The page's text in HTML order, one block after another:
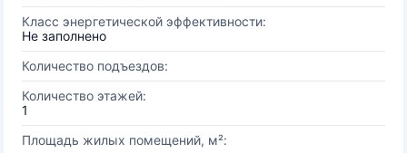
Класс энергетической эффективности:
Не заполнено
Количество подъездов:
Количество этажей:
1
Площадь жилых помещений, м²: